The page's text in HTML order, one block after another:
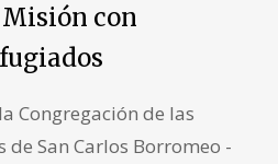
con
Congregación de las
San Carlos Borromeo -